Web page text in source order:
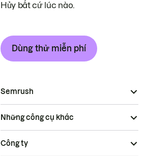
Hủy bất cứ lúc nào.
Dùng thử miễn phí
Semrush
Những công cụ khác
Công ty